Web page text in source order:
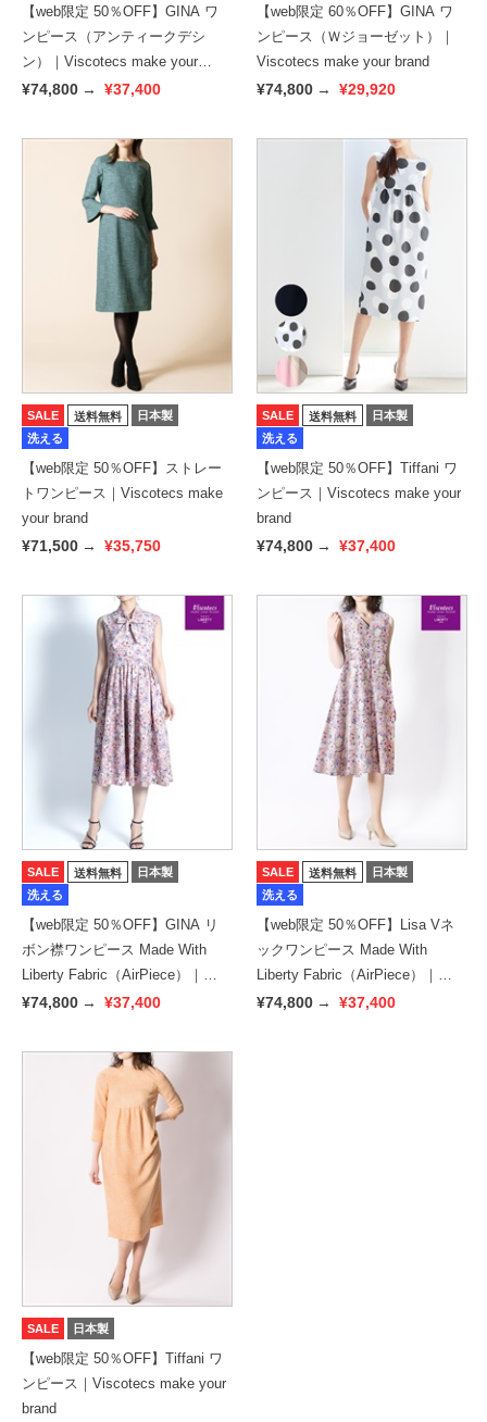
【web限定 50％OFF】GINA ワ
ンピース（アンティークデシ
ン）｜Viscotecs make your
brand
¥74,800 → ¥37,400
【web限定 60％OFF】GINA ワ
ンピース（Ｗジョーゼット）｜
Viscotecs make your brand
¥74,800 → ¥29,920
SALE 送料無料
日本製
洗える
【web限定 50％OFF】ストレー
トワンピース｜Viscotecs make
your brand
¥71,500 → ¥35,750
SALE 送料無料
日本製
洗える
【web限定 50％OFF】Tiffani ワ
ンピース｜Viscotecs make your
brand
¥74,800 → ¥37,400
SALE 送料無料
日本製
洗える
【web限定 50％OFF】GINA リ
ボン襟ワンピース Made With
Liberty Fabric（AirPiece）｜
Viscotecs make your brand
¥74,800 → ¥37,400
SALE 送料無料
日本製
洗える
【web限定 50％OFF】Lisa Vネ
ックワンピース Made With
Liberty Fabric（AirPiece）｜
Viscotecs make your brand
¥74,800 → ¥37,400
SALE 日本製
【web限定 50％OFF】Tiffani ワ
ンピース｜Viscotecs make your
brand